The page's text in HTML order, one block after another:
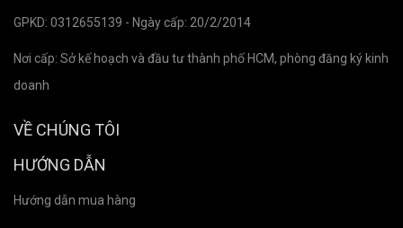
GPKD: 0312655139 - Ngày cấp: 20/2/2014
Nơi cấp: Sở kế hoạch và đầu tư thành phố HCM, phòng đăng ký kinh
doanh
VỀ CHÚNG TÔI
HƯỚNG DẪN
Hướng dẫn mua hàng